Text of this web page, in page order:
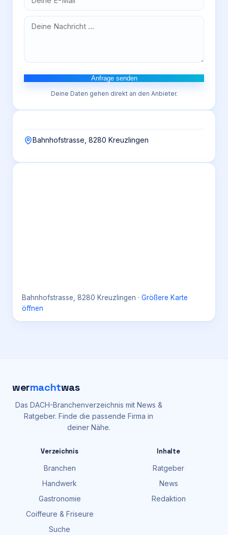
Anfrage senden
Deine Daten gehen direkt an den Anbieter.
Bahnhofstrasse, 8280 Kreuzlingen
Bahnhofstrasse, 8280 Kreuzlingen · Größere Karte
öffnen
wermachtwas
Das DACH-Branchenverzeichnis mit News &
Ratgeber. Finde die passende Firma in
deiner Nähe.
Verzeichnis
Branchen
Handwerk
Gastronomie
Coiffeure & Friseure
Suche
Inhalte
Ratgeber
News
Redaktion